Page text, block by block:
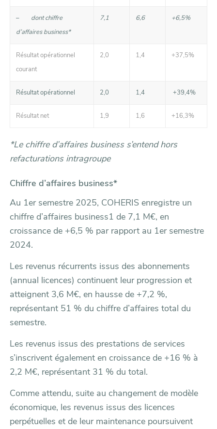
– dont chiffre
d’affaires business*
7,1 6,6 +6,5%
Résultat opérationnel
courant
2,0 1,4 +37,5%
Résultat opérationnel 2,0 1,4 +39,4%
Résultat net 1,9 1,6 +16,3%
*Le chiffre d’affaires business s’entend hors
refacturations intragroupe
Chiffre d’affaires business*
Au 1er semestre 2025, COHERIS enregistre un
chiffre d’affaires business1 de 7,1 M€, en
croissance de +6,5 % par rapport au 1er semestre
2024.
Les revenus récurrents issus des abonnements
(annual licences) continuent leur progression et
atteignent 3,6 M€, en hausse de +7,2 %,
représentant 51 % du chiffre d’affaires total du
semestre.
Les revenus issus des prestations de services
s’inscrivent également en croissance de +16 % à
2,2 M€, représentant 31 % du total.
Comme attendu, suite au changement de modèle
économique, les revenus issus des licences
perpétuelles et de leur maintenance poursuivent